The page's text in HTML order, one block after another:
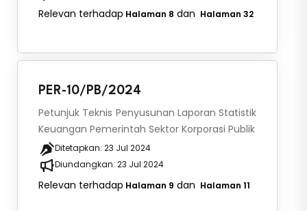
Relevan terhadap Halaman 8 dan Halaman 32
PER-10/PB/2024
Petunjuk Teknis Penyusunan Laporan Statistik
Keuangan Pemerintah Sektor Korporasi Publik
Ditetapkan: 23 Jul 2024
Diundangkan: 23 Jul 2024
Relevan terhadap Halaman 9 dan Halaman 11